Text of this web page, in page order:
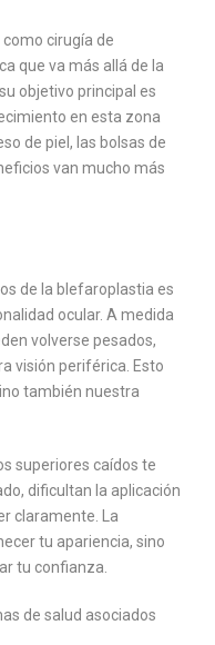
cirugía de
que va más allá de la
objetivo principal es
en esta zona
de piel, las bolsas de
van mucho más
de la blefaroplastia es
ocular. A medida
volverse pesados,
visión periférica. Esto
también nuestra
superiores caídos te
dificultan la aplicación
claramente. La
tu apariencia, sino
tu confianza.
de salud asociados